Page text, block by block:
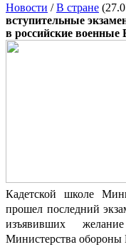
Новости /В стране
вступительные
в российские
Кадетской школе
прошел последний
изъявивших
Министерства обороны